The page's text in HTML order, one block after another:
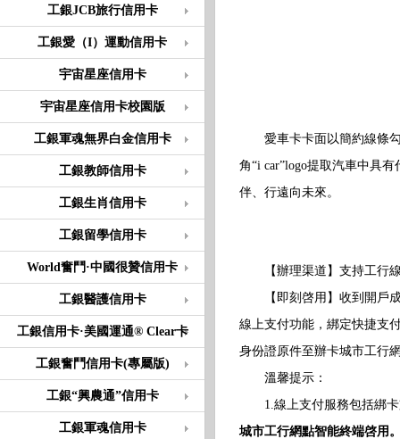
工銀JCB旅行信用卡
工銀愛（I）運動信用卡
宇宙星座信用卡
宇宙星座信用卡校園版
工銀軍魂無界白金信用卡
工銀教師信用卡
工銀生肖信用卡
工銀留學信用卡
World奮鬥·中國很贊信用卡
工銀醫護信用卡
工銀信用卡·美國運通® Clear卡
工銀奮鬥信用卡(專屬版)
工銀“興農通”信用卡
工銀軍魂信用卡
愛車卡卡面以簡約線條勾
角“i car”logo提取汽車中具
伴、行遠向未來。
【辦理渠道】支持工行線
【即刻啓用】收到開戶成
線上支付功能，綁定快捷支
身份證原件至辦卡城市工行
溫馨提示：
1.線上支付服務包括綁卡
城市工行網點智能終端啓用